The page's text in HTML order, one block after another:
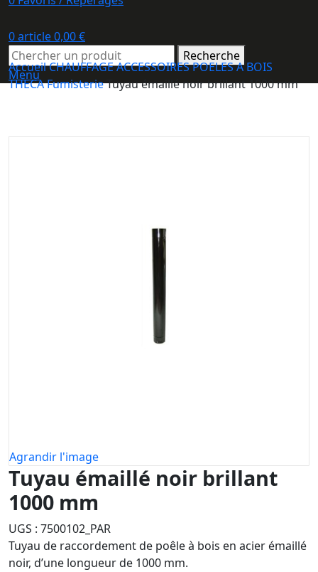
0article0,00€
Recherche
Menu
AccueilCHAUFFAGEACCESSOIRES POELES A BOIS
THECAFumisterieTuyau émaillé noir brillant 1000 mm
Agrandir l'image
Tuyau émaillé noir brillant
1000 mm
UGS : 7500102_PAR
Tuyau de raccordement de poêle à bois en acier émaillé
noir, d’une longueur de 1000 mm.